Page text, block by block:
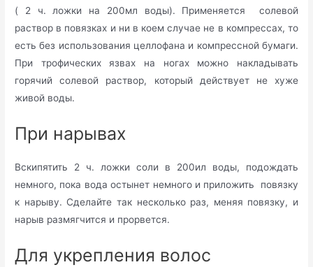
( 2 ч. ложки на 200мл воды). Применяется солевой
раствор в повязках и ни в коем случае не в компрессах, то
есть без использования целлофана и компрессной бумаги.
При трофических язвах на ногах можно накладывать
горячий солевой раствор, который действует не хуже
живой воды.
При нарывах
Вскипятить 2 ч. ложки соли в 200ил воды, подождать
немного, пока вода остынет немного и приложить повязку
к нарыву. Сделайте так несколько раз, меняя повязку, и
нарыв размягчится и прорвется.
Для укрепления волос